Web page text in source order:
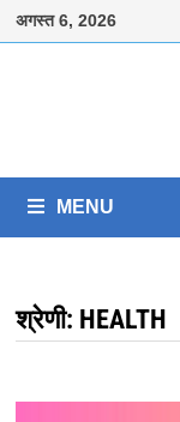
Skip
अगस्त 6, 2026
MENU
श्रेणी: HEALTH